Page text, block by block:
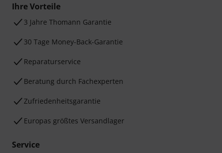
Ihre Vorteile
3 Jahre Thomann Garantie
30 Tage Money-Back-Garantie
Reparaturservice
Beratung durch Fachexperten
Zufriedenheitsgarantie
Europas größtes Versandlager
Service